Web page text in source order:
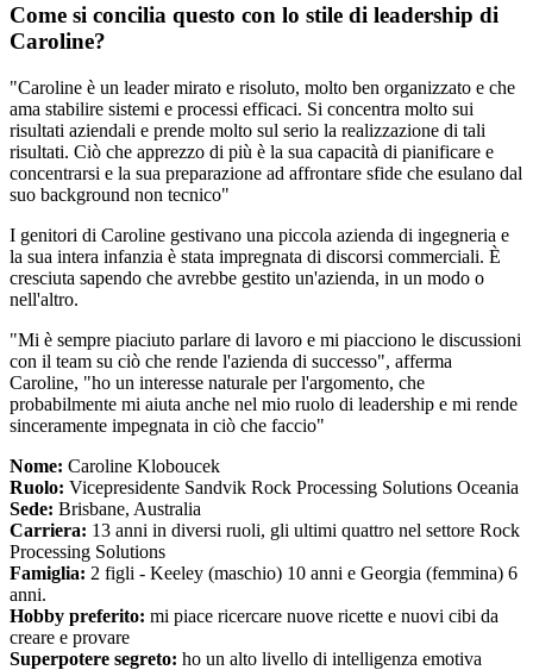
Come si concilia questo con lo stile di leadership di
Caroline?
"Caroline è un leader mirato e risoluto, molto ben organizzato e che
ama stabilire sistemi e processi efficaci. Si concentra molto sui
risultati aziendali e prende molto sul serio la realizzazione di tali
risultati. Ciò che apprezzo di più è la sua capacità di pianificare e
concentrarsi e la sua preparazione ad affrontare sfide che esulano dal
suo background non tecnico"
I genitori di Caroline gestivano una piccola azienda di ingegneria e
la sua intera infanzia è stata impregnata di discorsi commerciali. È
cresciuta sapendo che avrebbe gestito un'azienda, in un modo o
nell'altro.
"Mi è sempre piaciuto parlare di lavoro e mi piacciono le discussioni
con il team su ciò che rende l'azienda di successo", afferma
Caroline, "ho un interesse naturale per l'argomento, che
probabilmente mi aiuta anche nel mio ruolo di leadership e mi rende
sinceramente impegnata in ciò che faccio"
Nome: Caroline Kloboucek
Ruolo: Vicepresidente Sandvik Rock Processing Solutions Oceania
Sede: Brisbane, Australia
Carriera: 13 anni in diversi ruoli, gli ultimi quattro nel settore Rock
Processing Solutions
Famiglia: 2 figli - Keeley (maschio) 10 anni e Georgia (femmina) 6
anni.
Hobby preferito: mi piace ricercare nuove ricette e nuovi cibi da
creare e provare
Superpotere segreto: ho un alto livello di intelligenza emotiva